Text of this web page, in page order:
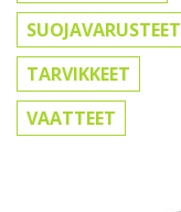
SUOJAVARUSTEET
TARVIKKEET
VAATTEET